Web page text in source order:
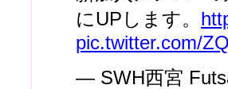
にUPします。
pic.twitter.com/
— SWH西宮